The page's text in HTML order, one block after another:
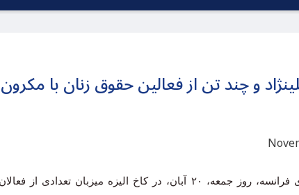
و چند تن از فعالین حقوق زنان با مکرون
امانوئل مکرون، رئیس‌جمهوری فرانسه، روز جمعه، ۲۰ آبان، در